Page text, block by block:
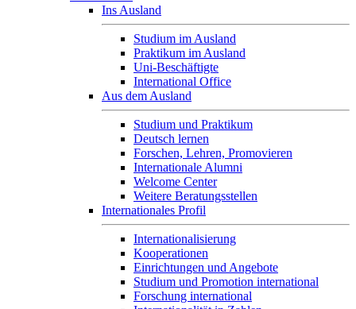
Ins Ausland
Studium im Ausland
Praktikum im Ausland
Uni-Beschäftigte
International Office
Aus dem Ausland
Studium und Praktikum
Deutsch lernen
Forschen, Lehren, Promovieren
Internationale Alumni
Welcome Center
Weitere Beratungsstellen
Internationales Profil
Internationalisierung
Kooperationen
Einrichtungen und Angebote
Studium und Promotion international
Forschung international